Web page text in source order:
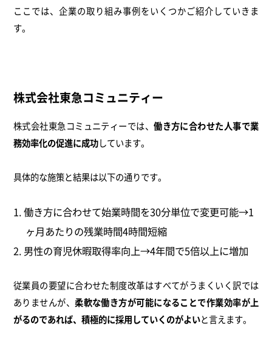
ここでは、企業の取り組み事例をいくつかご紹介していきま
す。
株式会社東急コミュニティー
株式会社東急コミュニティーでは、働き方に合わせた人事で業
務効率化の促進に成功しています。
具体的な施策と結果は以下の通りです。
働き方に合わせて始業時間を30分単位で変更可能→1
ヶ月あたりの残業時間4時間短縮
男性の育児休暇取得率向上→4年間で5倍以上に増加
従業員の要望に合わせた制度改革はすべてがうまくいく訳では
ありませんが、柔軟な働き方が可能になることで作業効率が上
がるのであれば、積極的に採用していくのがよいと言えます。